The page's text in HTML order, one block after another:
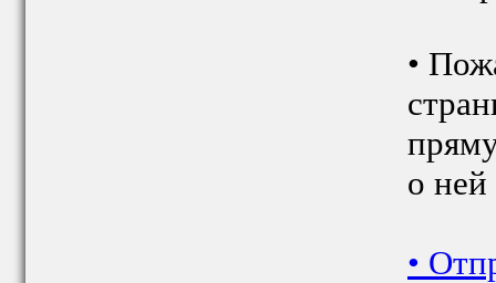
•
о
•